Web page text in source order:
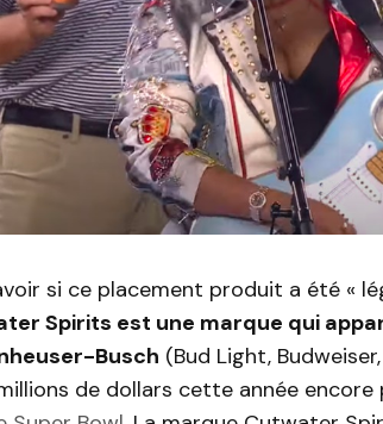
si ce placement produit a été «
Spirits est une marque qui
Busch (Bud Light,
de dollars cette année encore